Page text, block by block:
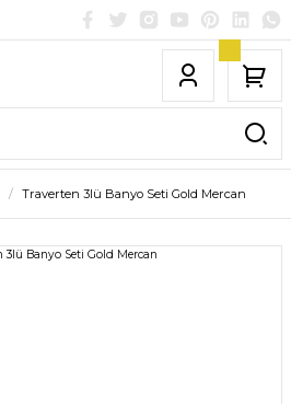
Traverten 3lü Banyo Seti Gold Mercan